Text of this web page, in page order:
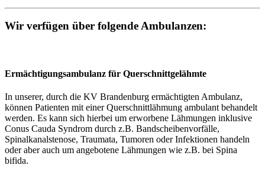
Wir verfügen über folgende Ambulanzen:
Ermächtigungsambulanz für Querschnittgelähmte
In unserer, durch die KV Brandenburg ermächtigten Ambulanz,
können Patienten mit einer Querschnittlähmung ambulant behandelt
werden. Es kann sich hierbei um erworbene Lähmungen inklusive
Conus Cauda Syndrom durch z.B. Bandscheibenvorfälle,
Spinalkanalstenose, Traumata, Tumoren oder Infektionen handeln
oder aber auch um angebotene Lähmungen wie z.B. bei Spina
bifida.